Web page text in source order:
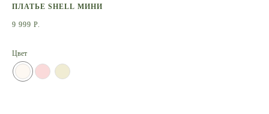
ПЛАТЬЕ SHELL МИНИ
9 999 Р.
Цвет